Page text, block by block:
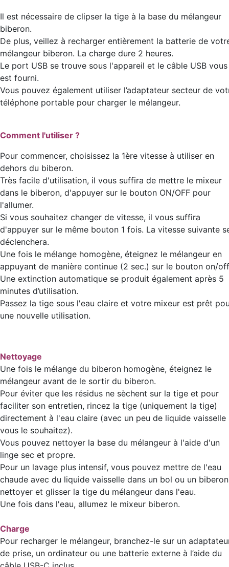
Il est nécessaire de clipser la tige à la base du mélangeur
biberon.
De plus, veillez à recharger entièrement la batterie de
mélangeur biberon. La charge dure 2 heures.
Le port USB se trouve sous l'appareil et le câble USB vous
est fourni.
Vous pouvez également utiliser l’adaptateur secteur de
téléphone portable pour charger le mélangeur.
Comment l'utiliser ?
Pour commencer, choisissez la 1ère vitesse à utiliser en
dehors du biberon.
Très facile d'utilisation, il vous suffira de mettre le mixeur
dans le biberon, d'appuyer sur le bouton ON/OFF pour
l'allumer.
Si vous souhaitez changer de vitesse, il vous suffira
d'appuyer sur le même bouton 1 fois. La vitesse suivante
déclenchera.
Une fois le mélange homogène, éteignez le mélangeur en
appuyant de manière continue (2 sec.) sur le bouton on/
Une extinction automatique se produit également après 5
minutes d’utilisation.
Passez la tige sous l'eau claire et votre mixeur est prêt
une nouvelle utilisation.
Nettoyage
Une fois le mélange du biberon homogène, éteignez le
mélangeur avant de le sortir du biberon.
Pour éviter que les résidus ne sèchent sur la tige et pour
faciliter son entretien, rincez la tige (uniquement la tige)
directement à l'eau claire (avec un peu de liquide vaisselle
vous le souhaitez).
Vous pouvez nettoyer la base du mélangeur à l'aide d'un
linge sec et propre.
Pour un lavage plus intensif, vous pouvez mettre de l'eau
chaude avec du liquide vaisselle dans un bol ou un
nettoyer et glisser la tige du mélangeur dans l'eau.
Une fois dans l'eau, allumez le mixeur biberon.
Charge
Pour recharger le mélangeur, branchez-le sur un
de prise, un ordinateur ou une batterie externe à l’aide du